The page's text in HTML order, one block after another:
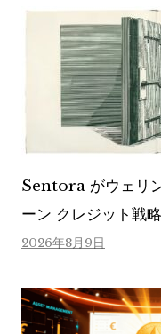
Sentora がウェリ
ーン クレジット戦
2026年8月9日